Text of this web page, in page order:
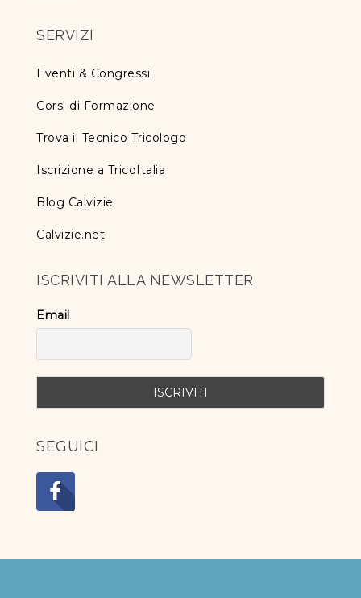
SERVIZI
Eventi & Congressi
Corsi di Formazione
Trova il Tecnico Tricologo
Iscrizione a TricoItalia
Blog Calvizie
Calvizie.net
ISCRIVITI ALLA NEWSLETTER
Email
SEGUICI